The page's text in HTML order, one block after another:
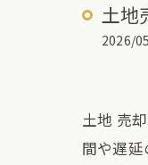
土地
2026/
土地 売
間や遅